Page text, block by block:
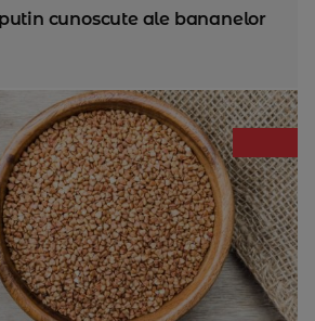
cunoscute ale bananelor